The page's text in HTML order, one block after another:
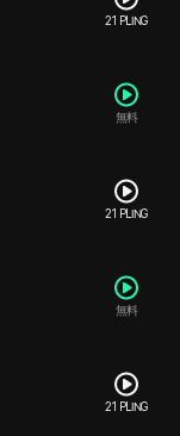
21 PLING
無料
21 PLING
無料
21 PLING